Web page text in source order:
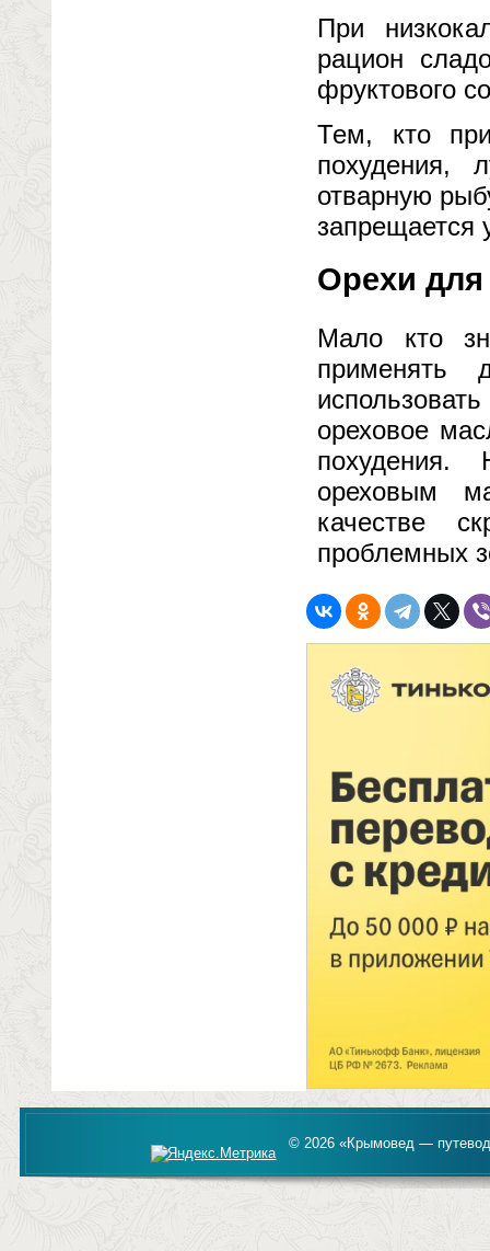
При
рацион
фруктового
Тем, кто
похудения,
отварную
запрещается
Орехи для
Мало кто
применять
ореховое
похудения.
ореховым
качестве
проблемных
© 2026 «Крымовед —